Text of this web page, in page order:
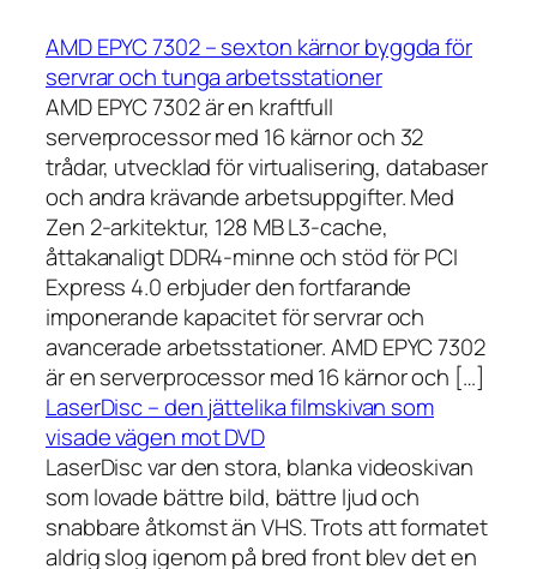
AMD EPYC 7302 – sexton kärnor byggda för
servrar och tunga arbetsstationer
AMD EPYC 7302 är en kraftfull
serverprocessor med 16 kärnor och 32
trådar, utvecklad för virtualisering, databaser
och andra krävande arbetsuppgifter. Med
Zen 2-arkitektur, 128 MB L3-cache,
åttakanaligt DDR4-minne och stöd för PCI
Express 4.0 erbjuder den fortfarande
imponerande kapacitet för servrar och
avancerade arbetsstationer. AMD EPYC 7302
är en serverprocessor med 16 kärnor och […]
LaserDisc – den jättelika filmskivan som
visade vägen mot DVD
LaserDisc var den stora, blanka videoskivan
som lovade bättre bild, bättre ljud och
snabbare åtkomst än VHS. Trots att formatet
aldrig slog igenom på bred front blev det en